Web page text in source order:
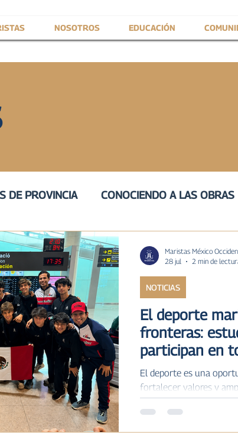
NOSOTROS EDUCACIÓN
DE PROVINCIA CONOCIENDO A LAS OBRAS
III VOZ DE SERVICIO
MARISTA IV MARISTAS A TRÁVES DE
El deporte
fronteras:
participan en
El deporte es una
fortalecer valores y
convicción,
(CUM) representaron a
en tres importantes
NOTICIAS
Maristas México
28 jul
2 min de